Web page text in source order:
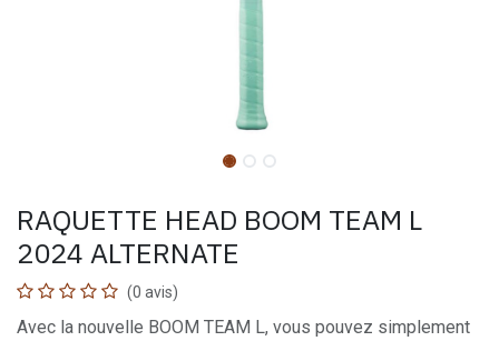
RAQUETTE HEAD BOOM TEAM L
2024 ALTERNATE
(0 avis)
Avec la nouvelle BOOM TEAM L, vous pouvez simplement